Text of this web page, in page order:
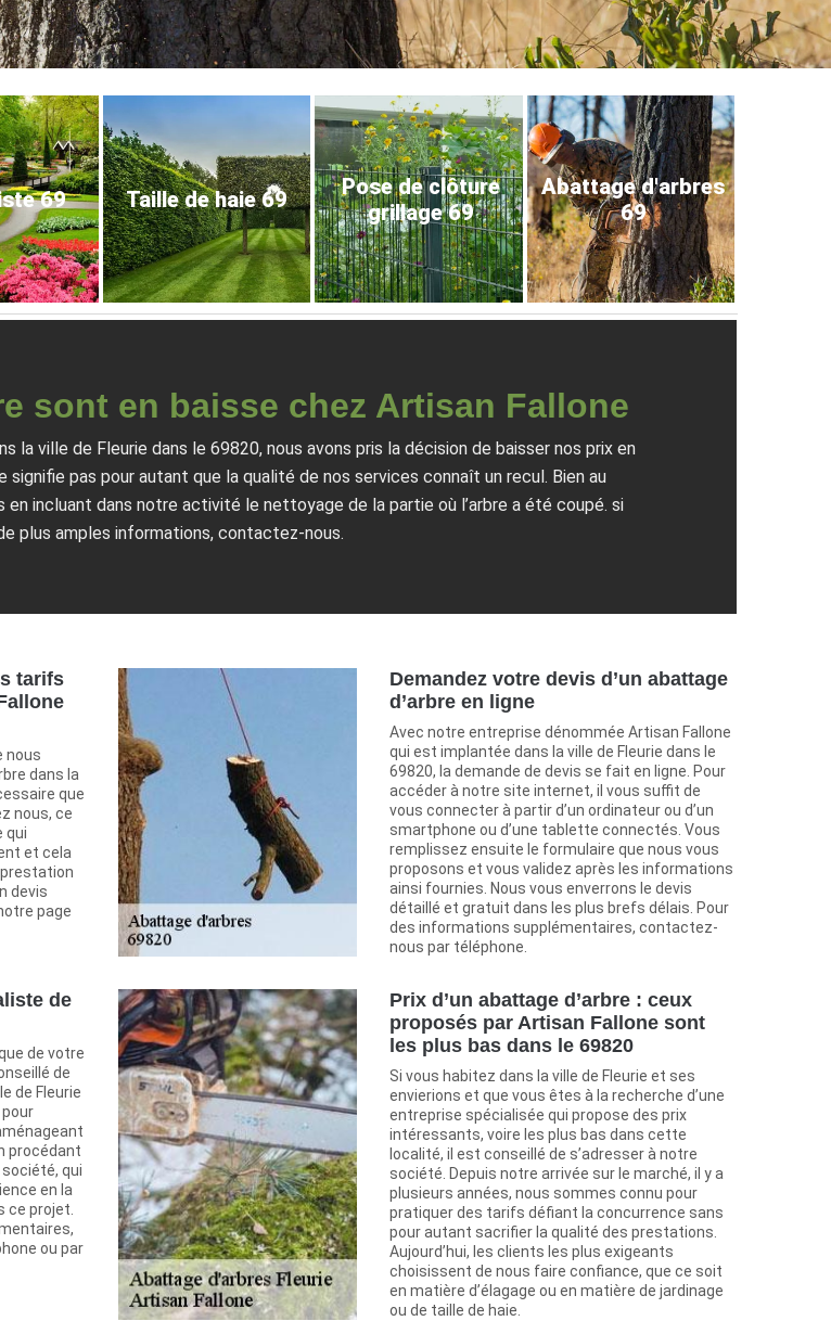
69 Taille de haie 69
Pose de clôture
grillage 69
Abattage d'arbres
69
sont en baisse chez Artisan Fallone
la ville de Fleurie dans le 69820, nous avons pris la décision de baisser nos prix en
pas pour autant que la qualité de nos services connaît un recul. Bien au
incluant dans notre activité le nettoyage de la partie où l’arbre a été coupé. si
plus amples informations, contactez-nous.
tarifs
nous
dans la
que
nous, ce
qui
et cela
devis
page
Demandez votre devis d’un abattage
d’arbre en ligne
Avec notre entreprise dénommée Artisan Fallone
qui est implantée dans la ville de Fleurie dans le
69820, la demande de devis se fait en ligne. Pour
accéder à notre site internet, il vous suffit de
vous connecter à partir d’un ordinateur ou d’un
smartphone ou d’une tablette connectés. Vous
remplissez ensuite le formulaire que nous vous
proposons et vous validez après les informations
ainsi fournies. Nous vous enverrons le devis
détaillé et gratuit dans les plus brefs délais. Pour
des informations supplémentaires, contactez-
nous par téléphone.
de
de votre
de
de Fleurie
procédant
qui
en la
ce projet.
ou par
Prix d’un abattage d’arbre : ceux
proposés par Artisan Fallone sont
les plus bas dans le 69820
Si vous habitez dans la ville de Fleurie et ses
envierions et que vous êtes à la recherche d’une
entreprise spécialisée qui propose des prix
intéressants, voire les plus bas dans cette
localité, il est conseillé de s’adresser à notre
société. Depuis notre arrivée sur le marché, il y a
plusieurs années, nous sommes connu pour
pratiquer des tarifs défiant la concurrence sans
pour autant sacrifier la qualité des prestations.
Aujourd’hui, les clients les plus exigeants
choisissent de nous faire confiance, que ce soit
en matière d’élagage ou en matière de jardinage
ou de taille de haie.